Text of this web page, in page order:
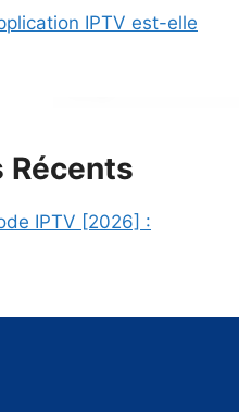
IPTV est-elle
Récents
IPTV [2026] :